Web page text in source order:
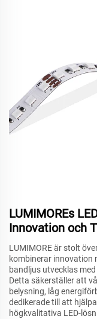
LUMIMOREs
Innovation och
LUMIMORE är stolt
kombinerar innovation
bandljus utvecklas
Detta säkerställer att
belysning, låg
dedikerade till att
högkvalitativa LED-